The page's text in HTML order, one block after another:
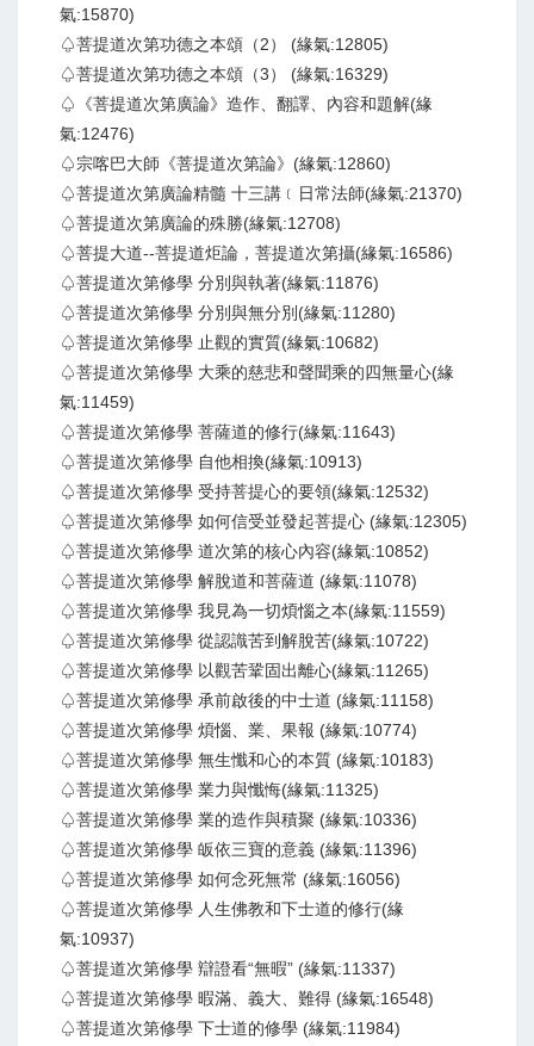
氣:15870)
♤菩提道次第功德之本頌（2） (緣氣:12805)
♤菩提道次第功德之本頌（3） (緣氣:16329)
♤《菩提道次第廣論》造作、翻譯、內容和題解(緣
氣:12476)
♤宗喀巴大師《菩提道次第論》(緣氣:12860)
♤菩提道次第廣論精髓 十三講﹝日常法師(緣氣:21370)
♤菩提道次第廣論的殊勝(緣氣:12708)
♤菩提大道--菩提道炬論，菩提道次第攝(緣氣:16586)
♤菩提道次第修學 分別與執著(緣氣:11876)
♤菩提道次第修學 分別與無分別(緣氣:11280)
♤菩提道次第修學 止觀的實質(緣氣:10682)
♤菩提道次第修學 大乘的慈悲和聲聞乘的四無量心(緣
氣:11459)
♤菩提道次第修學 菩薩道的修行(緣氣:11643)
♤菩提道次第修學 自他相換(緣氣:10913)
♤菩提道次第修學 受持菩提心的要領(緣氣:12532)
♤菩提道次第修學 如何信受並發起菩提心 (緣氣:12305)
♤菩提道次第修學 道次第的核心內容(緣氣:10852)
♤菩提道次第修學 解脫道和菩薩道 (緣氣:11078)
♤菩提道次第修學 我見為一切煩惱之本(緣氣:11559)
♤菩提道次第修學 從認識苦到解脫苦(緣氣:10722)
♤菩提道次第修學 以觀苦鞏固出離心(緣氣:11265)
♤菩提道次第修學 承前啟後的中士道 (緣氣:11158)
♤菩提道次第修學 煩惱、業、果報 (緣氣:10774)
♤菩提道次第修學 無生懺和心的本質 (緣氣:10183)
♤菩提道次第修學 業力與懺悔(緣氣:11325)
♤菩提道次第修學 業的造作與積聚 (緣氣:10336)
♤菩提道次第修學 皈依三寶的意義 (緣氣:11396)
♤菩提道次第修學 如何念死無常 (緣氣:16056)
♤菩提道次第修學 人生佛教和下士道的修行(緣
氣:10937)
♤菩提道次第修學 辯證看“無暇” (緣氣:11337)
♤菩提道次第修學 暇滿、義大、難得 (緣氣:16548)
♤菩提道次第修學 下士道的修學 (緣氣:11984)